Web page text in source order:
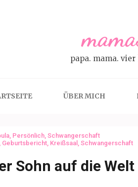
papa. mama.
ÜBER MICH
, Persönlich, Schwangerschaft
, Geburtsbericht, Kreißsaal , Schwangerschaft
Sohn auf die Welt